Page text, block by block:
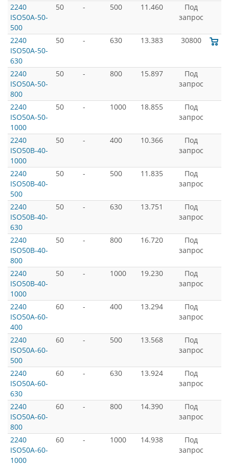
2240
ISO50A-50-
500
50 - 500 11.460
Под
запрос
2240
ISO50A-50-
630
50 - 630 13.383 30800
2240
ISO50A-50-
800
50 - 800 15.897
Под
запрос
2240
ISO50A-50-
1000
50 - 1000 18.855
Под
запрос
2240
ISO50B-40-
1000
50 - 400 10.366
Под
запрос
2240
ISO50B-40-
500
50 - 500 11.835
Под
запрос
2240
ISO50B-40-
630
50 - 630 13.751
Под
запрос
2240
ISO50B-40-
800
50 - 800 16.720
Под
запрос
2240
ISO50B-40-
1000
50 - 1000 19.230
Под
запрос
2240
ISO50A-60-
400
60 - 400 13.294
Под
запрос
2240
ISO50A-60-
500
60 - 500 13.568
Под
запрос
2240
ISO50A-60-
630
60 - 630 13.924
Под
запрос
2240
ISO50A-60-
800
60 - 800 14.390
Под
запрос
2240
ISO50A-60-
1000
60 - 1000 14.938
Под
запрос